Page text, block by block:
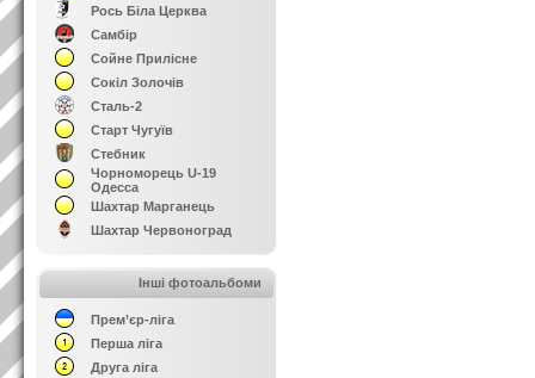
Рось Біла Церква
Самбір
Сойне Прилісне
Сокіл Золочів
Сталь-2
Старт Чугуїв
Стебник
Чорноморець U-19
Одесса
Шахтар Марганець
Шахтар Червоноград
Інші фотоальбоми
Прем’єр-ліга
Перша ліга
Друга ліга